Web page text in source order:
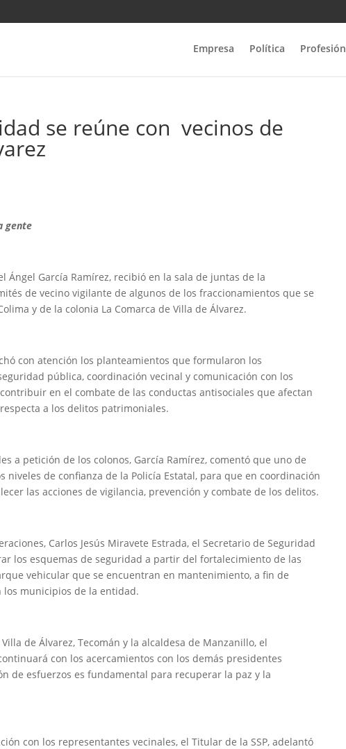
Empresa Política Profesión
se reúne con vecinos de
gente
Ángel García Ramírez, recibió en la sala de juntas de la
de vecino vigilante de algunos de los fraccionamientos que se
y de la colonia La Comarca de Villa de Álvarez.
con atención los planteamientos que formularon los
pública, coordinación vecinal y comunicación con los
en el combate de las conductas antisociales que afectan
a los delitos patrimoniales.
a petición de los colonos, García Ramírez, comentó que uno de
de confianza de la Policía Estatal, para que en coordinación
las acciones de vigilancia, prevención y combate de los delitos.
Carlos Jesús Miravete Estrada, el Secretario de Seguridad
los esquemas de seguridad a partir del fortalecimiento de las
vehicular que se encuentran en mantenimiento, a fin de
los municipios de la entidad.
de Álvarez, Tecomán y la alcaldesa de Manzanillo, el
con los acercamientos con los demás presidentes
de esfuerzos es fundamental para recuperar la paz y la
con los representantes vecinales, el Titular de la SSP, adelantó